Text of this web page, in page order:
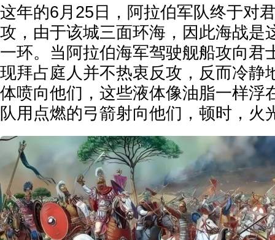
这年的6月25日，阿拉伯军队终于对
攻，由于该城三面环海，因此海战是
一环。当阿拉伯海军驾驶舰船攻向君
现拜占庭人并不热衷反攻，反而冷静
体喷向他们，这些液体像油脂一样浮
队用点燃的弓箭射向他们，顿时，火